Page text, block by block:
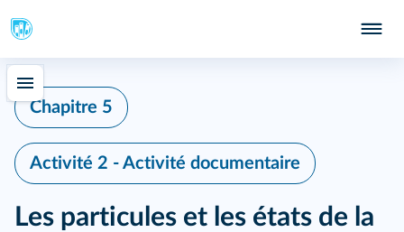
Chapitre 5
Activité 2 - Activité documentaire
Les particules et les états de la